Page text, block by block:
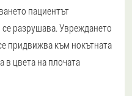
пациентът
се разрушава. Увреждането
придвижва към нокътната
в цвета на плочата